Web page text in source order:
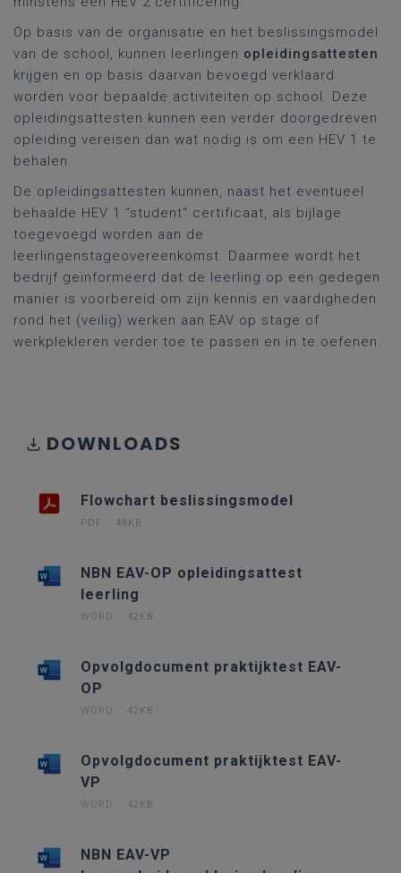
Op basis van de organisatie en het beslissingsmodel
van de school, kunnen leerlingen opleidingsattesten
krijgen en op basis daarvan bevoegd verklaard
worden voor bepaalde activiteiten op school. Deze
opleidingsattesten kunnen een verder doorgedreven
opleiding vereisen dan wat nodig is om een HEV 1 te
behalen.
De opleidingsattesten kunnen, naast het eventueel
behaalde HEV 1 “student" certificaat, als bijlage
toegevoegd worden aan de
leerlingenstageovereenkomst. Daarmee wordt het
bedrijf geïnformeerd dat de leerling op een gedegen
manier is voorbereid om zijn kennis en vaardigheden
rond het (veilig) werken aan EAV op stage of
werkplekleren verder toe te passen en in te oefenen.
DOWNLOADS
Flowchart beslissingsmodel
PDF 48KB
NBN EAV-OP opleidingsattest
leerling
WORD 42KB
Opvolgdocument praktijktest EAV-
OP
WORD 42KB
Opvolgdocument praktijktest EAV-
VP
WORD 42KB
NBN EAV-VP